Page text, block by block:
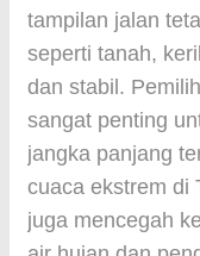
tampilan jalan
seperti tanah,
dan stabil.
sangat penting
jangka panjang
cuaca ekstrem di
juga mencegah